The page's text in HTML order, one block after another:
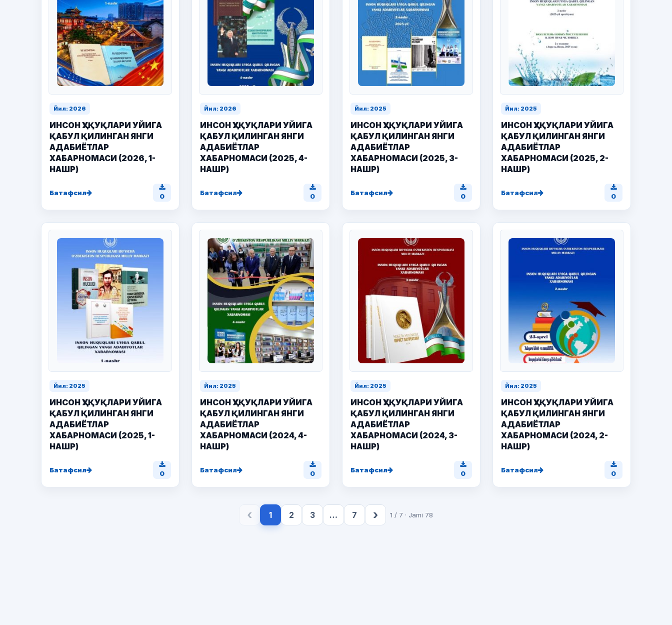
Йил: 2026
ИНСОН ҲУҚУҚЛАРИ УЙИГА
ҚАБУЛ ҚИЛИНГАН ЯНГИ
АДАБИЁТЛАР
ХАБАРНОМАСИ (2026, 1-
НАШР)
Батафсил 0
Йил: 2026
ИНСОН ҲУҚУҚЛАРИ УЙИГА
ҚАБУЛ ҚИЛИНГАН ЯНГИ
АДАБИЁТЛАР
ХАБАРНОМАСИ (2025, 4-
НАШР)
Батафсил 0
Йил: 2025
ИНСОН ҲУҚУҚЛАРИ УЙИГА
ҚАБУЛ ҚИЛИНГАН ЯНГИ
АДАБИЁТЛАР
ХАБАРНОМАСИ (2025, 3-
НАШР)
Батафсил 0
Йил: 2025
ИНСОН ҲУҚУҚЛАРИ УЙИГА
ҚАБУЛ ҚИЛИНГАН ЯНГИ
АДАБИЁТЛАР
ХАБАРНОМАСИ (2025, 2-
НАШР)
Батафсил 0
Йил: 2025
ИНСОН ҲУҚУҚЛАРИ УЙИГА
ҚАБУЛ ҚИЛИНГАН ЯНГИ
АДАБИЁТЛАР
ХАБАРНОМАСИ (2025, 1-
НАШР)
Батафсил 0
Йил: 2025
ИНСОН ҲУҚУҚЛАРИ УЙИГА
ҚАБУЛ ҚИЛИНГАН ЯНГИ
АДАБИЁТЛАР
ХАБАРНОМАСИ (2024, 4-
НАШР)
Батафсил 0
Йил: 2025
ИНСОН ҲУҚУҚЛАРИ УЙИГА
ҚАБУЛ ҚИЛИНГАН ЯНГИ
АДАБИЁТЛАР
ХАБАРНОМАСИ (2024, 3-
НАШР)
Батафсил 0
Йил: 2025
ИНСОН ҲУҚУҚЛАРИ УЙИГА
ҚАБУЛ ҚИЛИНГАН ЯНГИ
АДАБИЁТЛАР
ХАБАРНОМАСИ (2024, 2-
НАШР)
Батафсил 0
‹ 1 2 3 … 7 › 1 / 7 · Jami 78